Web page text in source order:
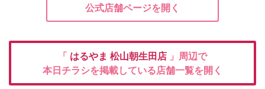
公式店舗ページを開く
「 はるやま 松山朝生田店 」周辺で
本日チラシを掲載している店舗一覧を開く